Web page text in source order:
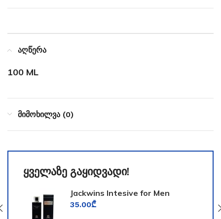
აღწერა
100 ML
მიმოხილვა (0)
ყველაზე გაყიდვადი!
Jackwins Intesive for Men
35.00₾